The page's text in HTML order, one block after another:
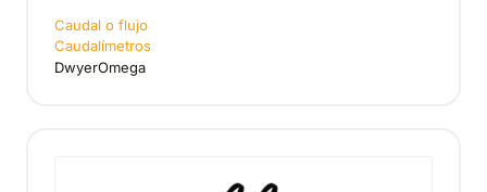
Caudal o flujo
Caudalímetros
DwyerOmega